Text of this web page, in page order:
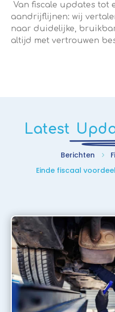
Van fiscale updates tot
aandrijflijnen: wij
naar duidelijke,
altijd met vertrouwen
Latest
Berichten 5
Einde fiscaal